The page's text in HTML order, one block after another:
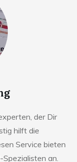
der Dir
hilft die
Service bieten
an.